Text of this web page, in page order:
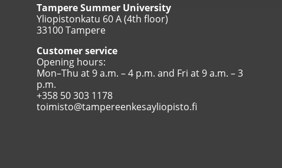
Tampere Summer University
Yliopistonkatu 60 A (4th floor)
33100 Tampere
Customer service
Opening hours:
Mon–Thu at 9 a.m. – 4 p.m. and Fri at 9 a.m. – 3
p.m.
+358 50 303 1178
toimisto@tampereenkesayliopisto.fi